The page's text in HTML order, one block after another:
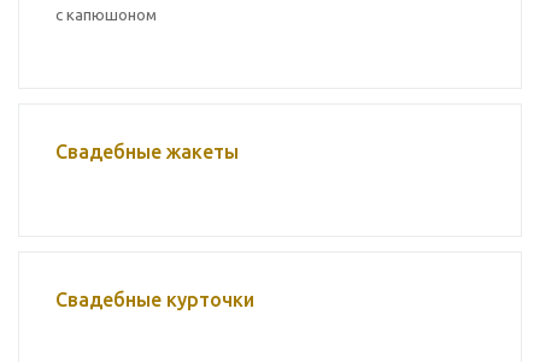
с капюшоном
Свадебные жакеты
Свадебные курточки